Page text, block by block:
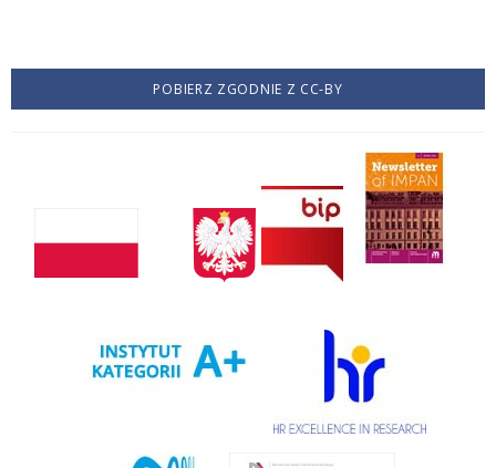
POBIERZ ZGODNIE Z CC-BY